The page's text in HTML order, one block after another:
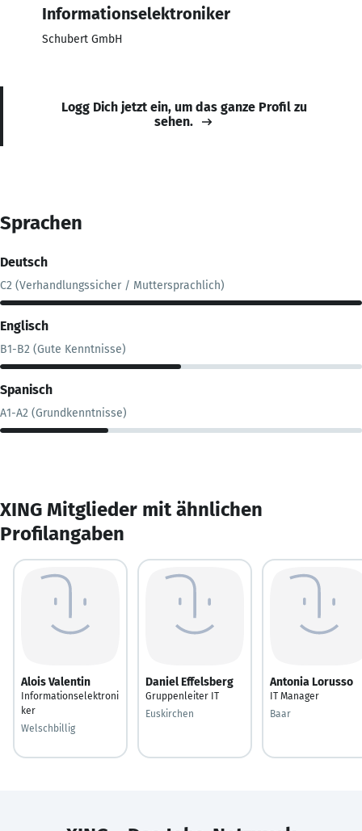
Informationselektroniker
Schubert GmbH
Logg Dich jetzt ein, um das ganze Profil zu
sehen.
Sprachen
Deutsch
C2 (Verhandlungssicher / Muttersprachlich)
Englisch
B1-B2 (Gute Kenntnisse)
Spanisch
A1-A2 (Grundkenntnisse)
XING Mitglieder mit ähnlichen
Profilangaben
Alois Valentin
Informationselektroni
ker
Welschbillig
Daniel Effelsberg
Gruppenleiter IT
Euskirchen
Antonia Lorusso
IT Manager
Baar